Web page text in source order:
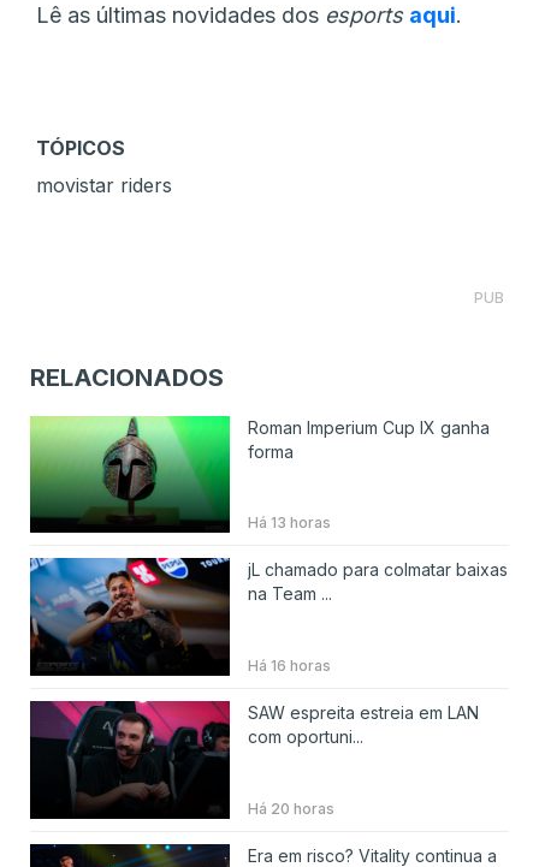
Lê as últimas novidades dos esports aqui.
TÓPICOS
movistar riders
PUB
RELACIONADOS
Roman Imperium Cup IX ganha
forma
Há 13 horas
jL chamado para colmatar baixas
na Team ...
Há 16 horas
SAW espreita estreia em LAN
com oportuni...
Há 20 horas
Era em risco? Vitality continua a